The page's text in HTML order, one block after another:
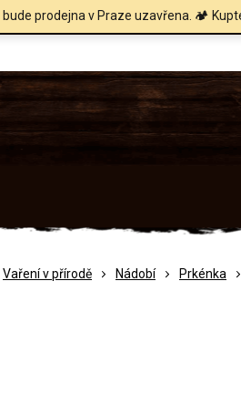
bude prodejna v Praze uzavřena. 🏕️
Vaření v přírodě Nádobí Prkénka